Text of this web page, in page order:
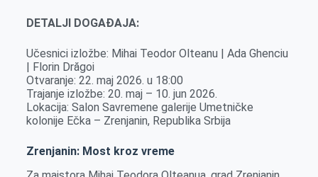
DETALJI DOGAĐAJA:
Učesnici izložbe: Mihai Teodor Olteanu | Ada Ghenciu
| Florin Drăgoi
Otvaranje: 22. maj 2026. u 18:00
Trajanje izložbe: 20. maj – 10. jun 2026.
Lokacija: Salon Savremene galerije Umetničke
kolonije Ečka – Zrenjanin, Republika Srbija
Zrenjanin: Most kroz vreme